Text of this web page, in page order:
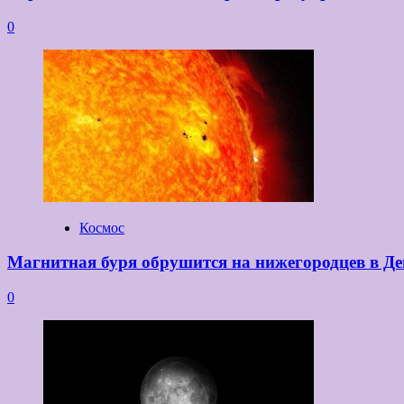
0
Космос
Магнитная буря обрушится на нижегородцев в
0